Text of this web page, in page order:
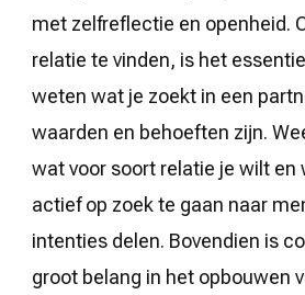
met zelfreflectie en openheid.
relatie te vinden, is het
weten wat je zoekt in een
waarden en behoeften zijn.
wat voor soort relatie je wilt en
actief op zoek te gaan naar
intenties delen. Bovendien is
groot belang in het opbouwen